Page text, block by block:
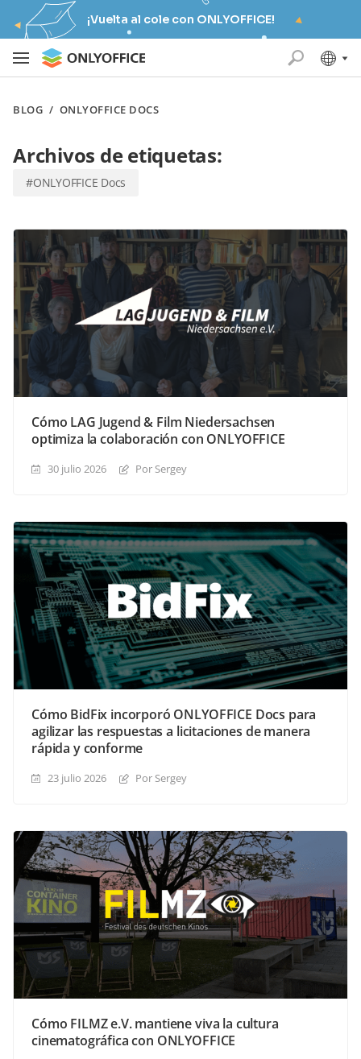
¡Vuelta al cole con ONLYOFFICE!
BLOG / ONLYOFFICE DOCS
Archivos de etiquetas:
#ONLYOFFICE Docs
Cómo LAG Jugend & Film Niedersachsen
optimiza la colaboración con ONLYOFFICE
30 julio 2026 Por Sergey
Cómo BidFix incorporó ONLYOFFICE Docs para
agilizar las respuestas a licitaciones de manera
rápida y conforme
23 julio 2026 Por Sergey
Cómo FILMZ e.V. mantiene viva la cultura
cinematográfica con ONLYOFFICE